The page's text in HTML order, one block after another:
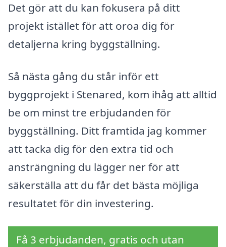
Det gör att du kan fokusera på ditt
projekt istället för att oroa dig för
detaljerna kring byggställning.
Så nästa gång du står inför ett
byggprojekt i Stenared, kom ihåg att alltid
be om minst tre erbjudanden för
byggställning. Ditt framtida jag kommer
att tacka dig för den extra tid och
ansträngning du lägger ner för att
säkerställa att du får det bästa möjliga
resultatet för din investering.
Få 3 erbjudanden, gratis och utan